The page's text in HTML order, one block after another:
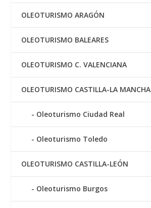
OLEOTURISMO ARAGÓN
OLEOTURISMO BALEARES
OLEOTURISMO C. VALENCIANA
OLEOTURISMO CASTILLA-LA MANCHA
Oleoturismo Ciudad Real
Oleoturismo Toledo
OLEOTURISMO CASTILLA-LEÓN
Oleoturismo Burgos